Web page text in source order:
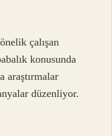
çalışan
konusunda
araştırmalar
düzenliyor.